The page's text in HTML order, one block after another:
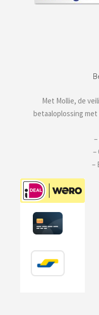
Met Mollie, de
betaaloplossing
–
–